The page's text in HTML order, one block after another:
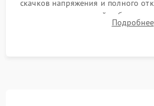
скачков напряжения и полного
времени автономной работы,
корректности формыПодробнее